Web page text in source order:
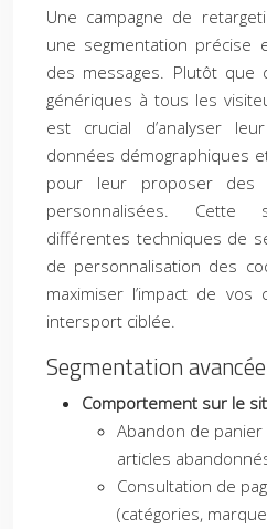
Une campagne de
une segmentation précise
des messages. Plutôt que
génériques à tous les
est crucial d’analyser
données démographiques
pour leur proposer des
personnalisées.
différentes techniques de
de personnalisation des
maximiser l’impact de vos
intersport ciblée.
Segmentation
Comportement sur le
Abandon de
articles
Consultation de
(catégories,